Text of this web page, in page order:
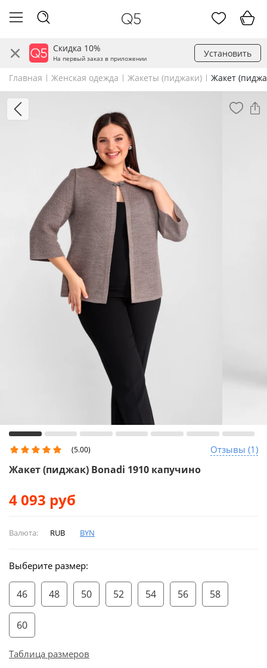
Скидка 10%
На первый заказ в приложении Установить
Главная Женская одежда Жакеты (пиджаки) Жакет
(5.00) Отзывы (1)
Жакет (пиджак) Bonadi 1910 капучино
4 093 руб
Валюта: RUB BYN
Выберите размер:
46 48 50 52 54 56 58
60
Таблица размеров